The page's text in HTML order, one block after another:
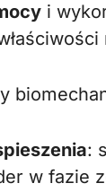
i
:
w fazie